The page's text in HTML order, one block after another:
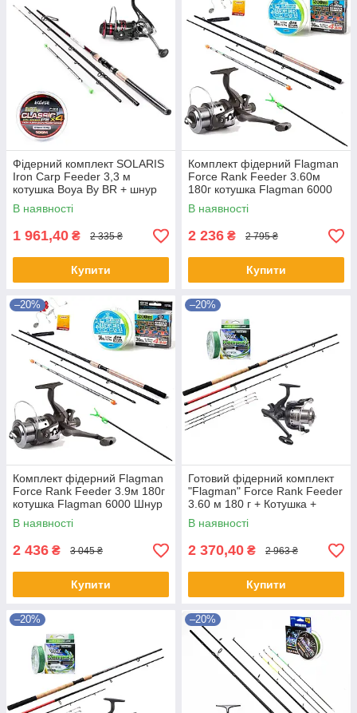
Фідерний комплект SOLARIS
Iron Carp Feeder 3,3 м
котушка Boya By BR + шнур
В наявності
1 961,40 ₴ 2 335 ₴
Купити
Комплект фідерний Flagman
Force Rank Feeder 3.60м
180г котушка Flagman 6000
Шнур 200м
В наявності
2 236 ₴ 2 795 ₴
Купити
–20%
Комплект фідерний Flagman
Force Rank Feeder 3.9м 180г
котушка Flagman 6000 Шнур
200м
В наявності
2 436 ₴ 3 045 ₴
Купити
–20%
Готовий фідерний комплект
"Flagman" Force Rank Feeder
3.60 м 180 г + Котушка +
Шнур 300м
В наявності
2 370,40 ₴ 2 963 ₴
Купити
–20% –20%